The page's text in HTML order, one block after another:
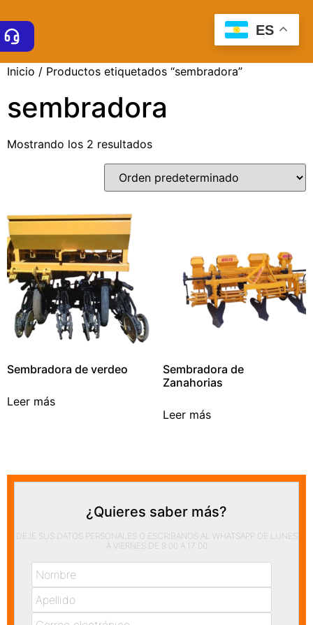
Inicio / Productos etiquetados “sembradora”
sembradora
Mostrando los 2 resultados
Sembradora de verdeo
Leer más
Sembradora de
Zanahorias
Leer más
¿Quieres saber más?
DEJE SUS DATOS PERSONALES O ESCRIBANOS AL WHATSAPP DE LUNES
A VIERNES DE 9:00 A 17:00
ES